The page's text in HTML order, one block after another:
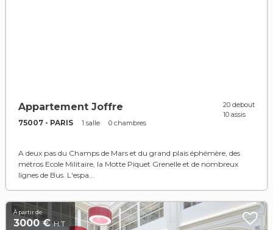
Appartement Joffre
75007 - PARIS 1 salle 0 chambres
20 debout
10 assis
A deux pas du Champs de Mars et du grand plais éphémère, des
métros Ecole Militaire, la Motte Piquet Grenelle et de nombreux
lignes de Bus. L'espa...
À partir de
3000 €H.T